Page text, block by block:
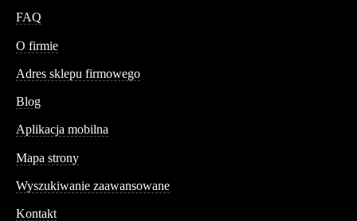
FAQ
O firmie
Adres sklepu firmowego
Blog
Aplikacja mobilna
Mapa strony
Wyszukiwanie zaawansowane
Kontakt